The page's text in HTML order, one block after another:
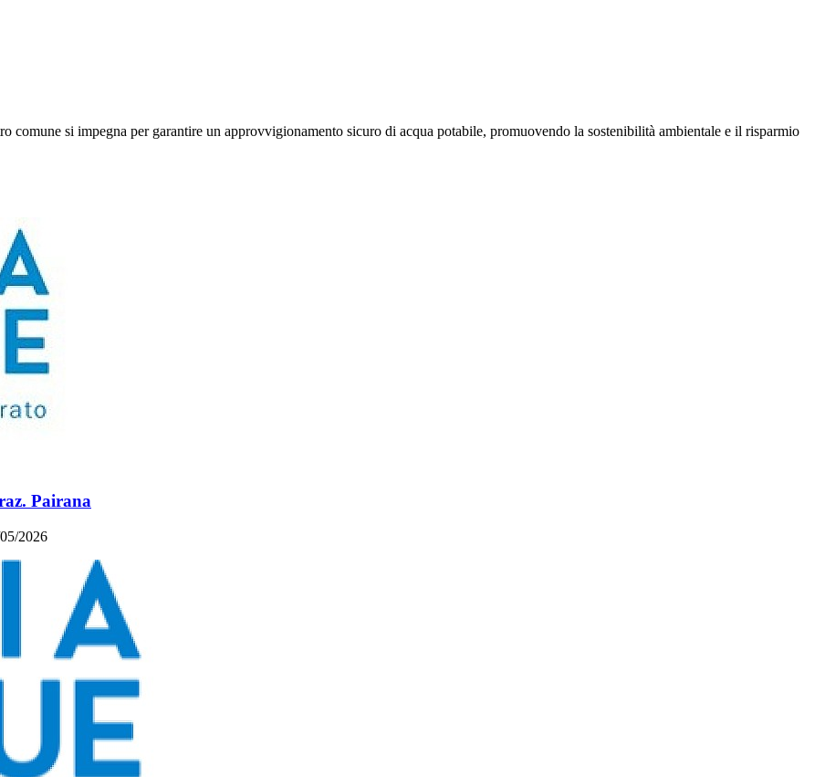
comune si impegna per garantire un approvvigionamento sicuro di acqua potabile, promuovendo la sostenibilità ambientale e il risparmio
Pairana
2026